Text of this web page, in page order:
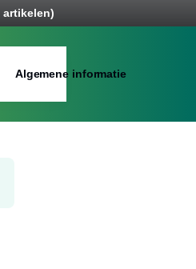
artikelen)
Algemene informatie